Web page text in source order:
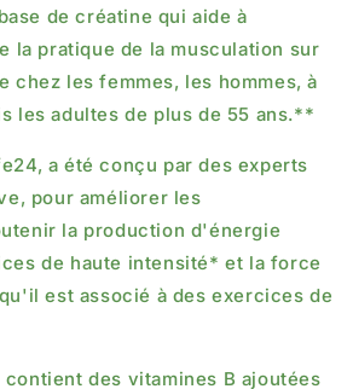
de créatine qui aide à
la pratique de la musculation sur
chez les femmes, les hommes, à
les adultes de plus de 55 ans.**
a été conçu par des experts
pour améliorer les
la production d'énergie
de haute intensité* et la force
est associé à des exercices de
des vitamines B ajoutées